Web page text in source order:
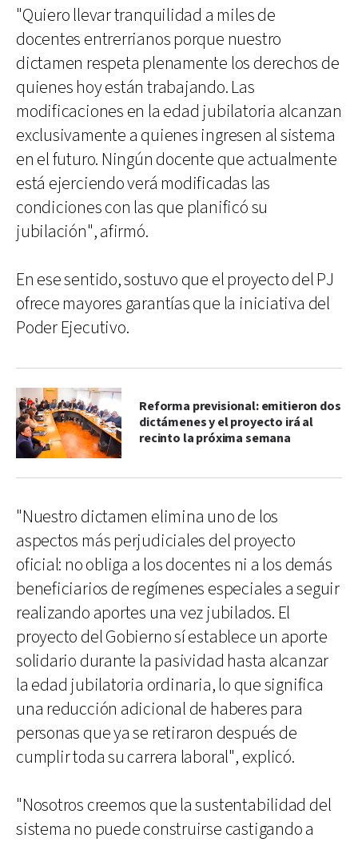
"Quiero llevar tranquilidad a miles de
docentes entrerrianos porque nuestro
dictamen respeta plenamente los derechos de
quienes hoy están trabajando. Las
modificaciones en la edad jubilatoria alcanzan
exclusivamente a quienes ingresen al sistema
en el futuro. Ningún docente que actualmente
está ejerciendo verá modificadas las
condiciones con las que planificó su
jubilación", afirmó.
En ese sentido, sostuvo que el proyecto del PJ
ofrece mayores garantías que la iniciativa del
Poder Ejecutivo.
Reforma previsional: emitieron dos
dictámenes y el proyecto irá al
recinto la próxima semana
"Nuestro dictamen elimina uno de los
aspectos más perjudiciales del proyecto
oficial: no obliga a los docentes ni a los demás
beneficiarios de regímenes especiales a seguir
realizando aportes una vez jubilados. El
proyecto del Gobierno sí establece un aporte
solidario durante la pasividad hasta alcanzar
la edad jubilatoria ordinaria, lo que significa
una reducción adicional de haberes para
personas que ya se retiraron después de
cumplir toda su carrera laboral", explicó.
"Nosotros creemos que la sustentabilidad del
sistema no puede construirse castigando a